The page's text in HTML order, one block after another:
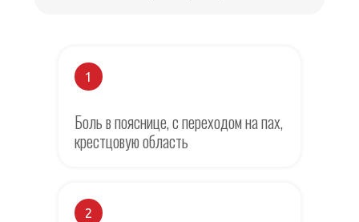
1
Боль в пояснице, с переходом на пах,
крестцовую область
2